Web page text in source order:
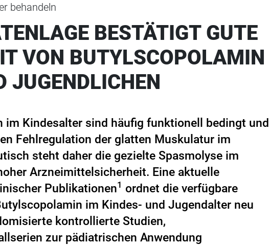
behandeln
BESTÄTIGT GUTE
VON BUTYLSCOPOLAMIN
JUGENDLICHEN
im Kindesalter sind häufig funktionell bedingt und
Fehlregulation der glatten Muskulatur im
steht daher die gezielte Spasmolyse im
Arzneimittelsicherheit. Eine aktuelle
Publikationen1 ordnet die verfügbare
im Kindes- und Jugendalter neu
kontrollierte Studien,
zur pädiatrischen Anwendung